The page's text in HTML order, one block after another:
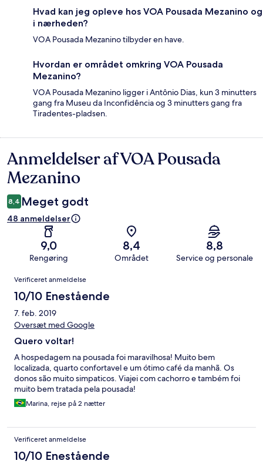
Hvad kan jeg opleve hos VOA Pousada Mezanino og
i nærheden?
VOA Pousada Mezanino tilbyder en have.
Hvordan er området omkring VOA Pousada
Mezanino?
VOA Pousada Mezanino ligger i Antônio Dias, kun 3 minutters
gang fra Museu da Inconfidência og 3 minutters gang fra
Tiradentes-pladsen.
Anmeldelser
Anmeldelser af VOA Pousada
Mezanino
8,4 Meget godt
48 anmeldelser
9,0
Rengøring
8,4
Området
8,8
Service og personale
Anmeldelser
Verificeret anmeldelse
10/10 Enestående
7. feb. 2019
Oversæt med Google
Quero voltar!
A hospedagem na pousada foi maravilhosa! Muito bem
localizada, quarto confortavel e um ótimo café da manhã. Os
donos são muito simpaticos. Viajei com cachorro e também foi
muito bem tratada pela pousada!
Marina, rejse på 2 nætter
Verificeret anmeldelse
10/10 Enestående